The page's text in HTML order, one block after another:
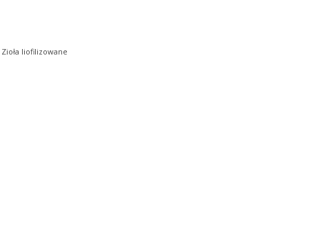
Zioła liofilizowane